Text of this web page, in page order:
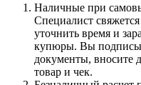
Наличные при
Специалист
уточнить время и
купюры. Вы
документы, вносите
товар и чек.